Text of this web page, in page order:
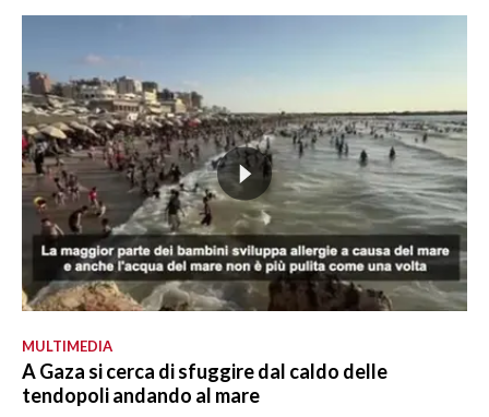
MULTIMEDIA
A Gaza si cerca di sfuggire dal caldo delle
tendopoli andando al mare